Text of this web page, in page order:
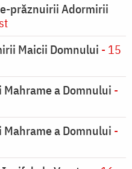
prăznuirii Adormirii
Maicii Domnului - 15
a Domnului -
a Domnului -